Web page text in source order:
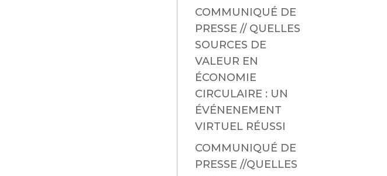
COMMUNIQUÉ DE
PRESSE // QUELLES
SOURCES DE
VALEUR EN
ÉCONOMIE
CIRCULAIRE : UN
ÉVÉNENEMENT
VIRTUEL RÉUSSI
COMMUNIQUÉ DE
PRESSE //QUELLES